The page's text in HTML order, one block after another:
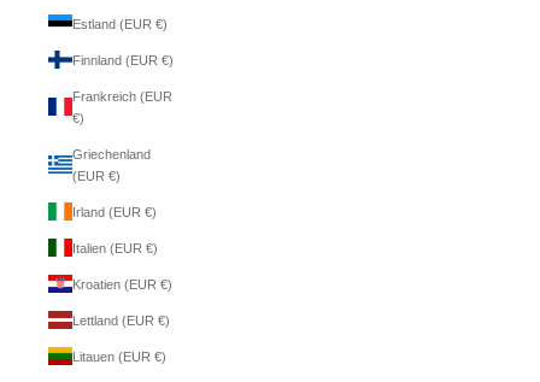
Estland (EUR €)
Finnland (EUR €)
Frankreich (EUR
€)
Griechenland
(EUR €)
Irland (EUR €)
Italien (EUR €)
Kroatien (EUR €)
Lettland (EUR €)
Litauen (EUR €)